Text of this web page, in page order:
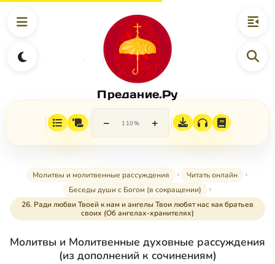
Предание.Ру
− 110% +
Молитвы и молитвенные рассуждения
Читать онлайн
Беседы души с Богом (в сокращении)
26. Ради любви Твоей к нам и ангелы Твои любят нас как братьев
своих (Об ангелах-хранителях)
Молитвы и Молитвенные духовные рассуждения
(из дополнений к сочинениям)